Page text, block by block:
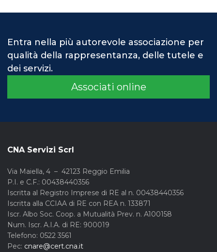
Entra nella più autorevole associazione per
qualità della rappresentanza, delle tutele e
dei servizi.
Associati online
CNA Servizi Scrl
Via Maiella, 4 – 42123 Reggio Emilia
P.I. e C.F.: 00438440356
Iscritta al Registro Imprese di RE al n. 00438440356
Iscritta alla CCIAA di RE con REA n. 133871
Iscr. Albo Soc. Coop. a Mutualità Prev. n. A100158
Num. Iscr. A.I.A. di RE: 900019
Telefono: 0522 3561
Pec: cnare@cert.cna.it